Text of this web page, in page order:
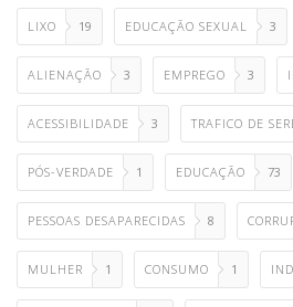
LIXO 19 EDUCAÇÃO SEXUAL 3
ALIENAÇÃO 3 EMPREGO 3
ACESSIBILIDADE 3 TRAFICO DE
PÓS-VERDADE 1 EDUCAÇÃO 73
PESSOAS DESAPARECIDAS 8
MULHER 1 CONSUMO 1